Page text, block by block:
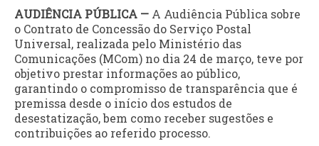
AUDIÊNCIA PÚBLICA — A Audiência Pública sobre
o Contrato de Concessão do Serviço Postal
Universal, realizada pelo Ministério das
Comunicações (MCom) no dia 24 de março, teve por
objetivo prestar informações ao público,
garantindo o compromisso de transparência que é
premissa desde o início dos estudos de
desestatização, bem como receber sugestões e
contribuições ao referido processo.